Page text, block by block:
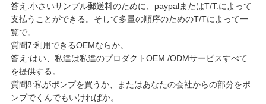
答え:小さいサンプル郵送料のために、paypalまたはT/T.によって
支払うことができる。そして多量の順序のためのT/Tによって一
覧で。
質問7:利用できるOEMならか。
答え:はい、私達は私達のプロダクトOEM /ODMサービスすべて
を提供する。
質問8:私がポンプを買うか、またはあなたの会社からの部分をポ
ンプでくんでもいければか。